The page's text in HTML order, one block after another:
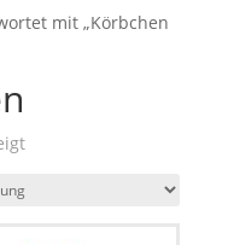
mit „Körbchen